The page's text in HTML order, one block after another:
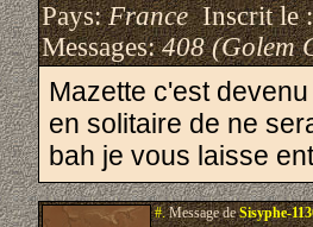
Pays:FranceInscrit le
Messages:408 (Golem
Mazette c'est
en solitaire de ne
bah je vous laisse
#.Message deSisyphe-